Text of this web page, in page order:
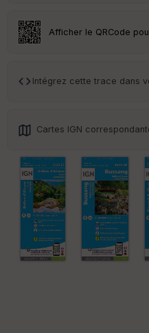
Afficher le QRCode
Intégrez cette trace dans
Cartes IGN